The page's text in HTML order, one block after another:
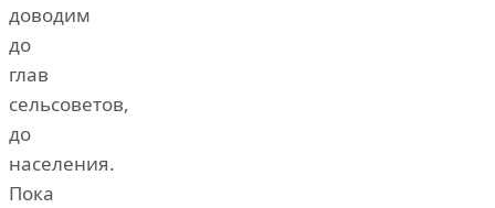
доводим
до
глав
сельсоветов,
до
населения.
Пока